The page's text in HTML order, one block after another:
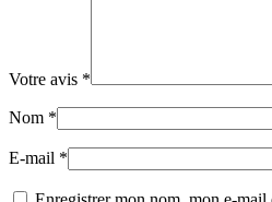
Votre avis *
Nom *
E-mail *